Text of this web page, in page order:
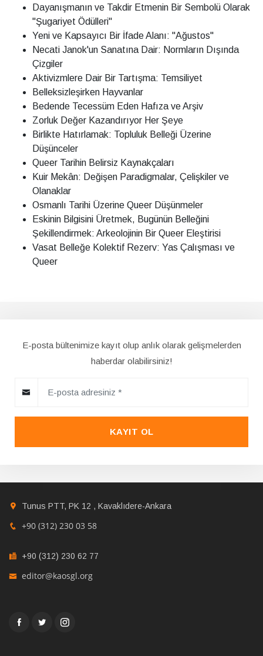
Dayanışmanın ve Takdir Etmenin Bir Sembolü Olarak
"Şugariyet Ödülleri"
Yeni ve Kapsayıcı Bir İfade Alanı: "Ağustos"
Necati Janok'un Sanatına Dair: Normların Dışında
Çizgiler
Aktivizmlere Dair Bir Tartışma: Temsiliyet
Belleksizleşirken Hayvanlar
Bedende Tecessüm Eden Hafıza ve Arşiv
Zorluk Değer Kazandırıyor Her Şeye
Birlikte Hatırlamak: Topluluk Belleği Üzerine
Düşünceler
Queer Tarihin Belirsiz Kaynakçaları
Kuir Mekân: Değişen Paradigmalar, Çelişkiler ve
Olanaklar
Osmanlı Tarihi Üzerine Queer Düşünmeler
Eskinin Bilgisini Üretmek, Bugünün Belleğini
Şekillendirmek: Arkeolojinin Bir Queer Eleştirisi
Vasat Belleğe Kolektif Rezerv: Yas Çalışması ve
Queer
E-posta bültenimize kayıt olup anlık olarak gelişmelerden
haberdar olabilirsiniz!
KAYIT OL
Tunus PTT, PK 12 , Kavaklıdere-Ankara
+90 (312) 230 03 58
+90 (312) 230 62 77
editor@kaosgl.org